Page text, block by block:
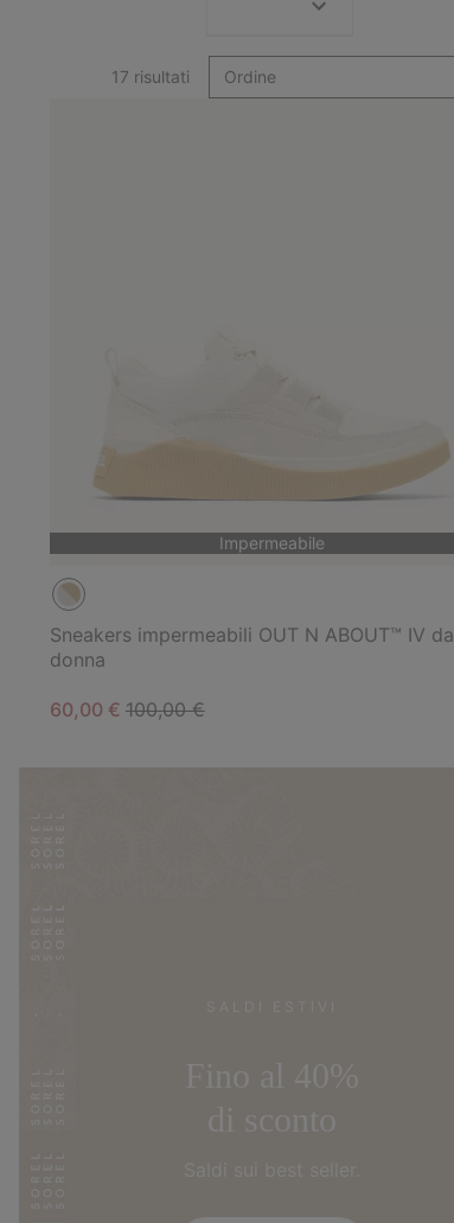
17 risultati Ordine
Impermeabile
Sneakers impermeabili OUT N ABOUT™ IV da
donna
Sale price:
60,00 € Regular price:
100,00 €